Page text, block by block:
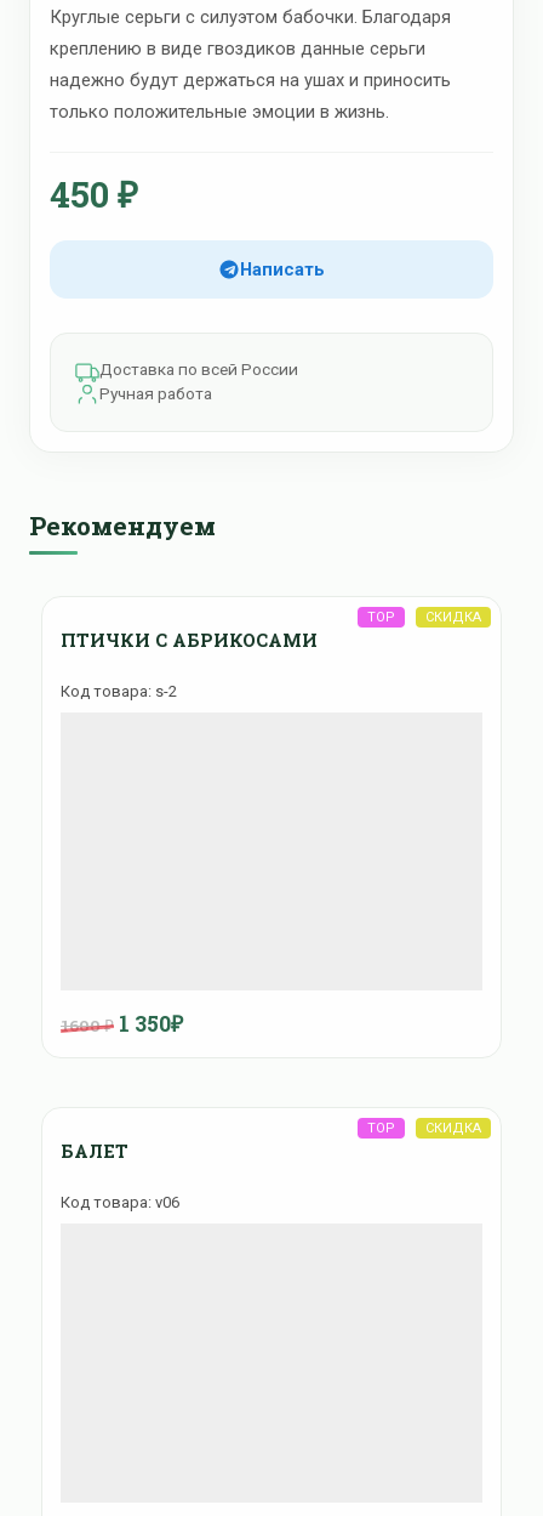
Круглые серьги с силуэтом бабочки. Благодаря
креплению в виде гвоздиков данные серьги
надежно будут держаться на ушах и приносить
только положительные эмоции в жизнь.
450 ₽
Написать
Доставка по всей России
Ручная работа
Рекомендуем
ПТИЧКИ С АБРИКОСАМИ
Код товара: s-2
1600 ₽ 1 350₽
БАЛЕТ
Код товара: v06